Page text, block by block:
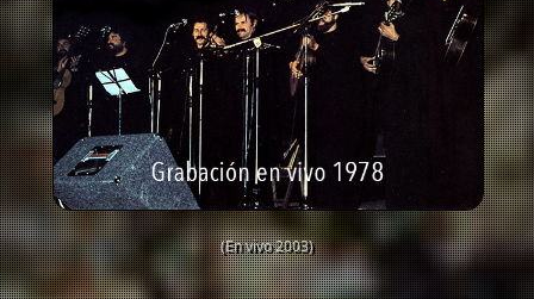
(En vivo 2003)